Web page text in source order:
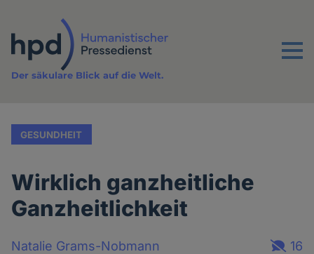
Inhalt
Menu
Der säkulare Blick auf die Welt.
GESUNDHEIT
Wirklich ganzheitliche
Ganzheitlichkeit
Natalie Grams-Nobmann
16